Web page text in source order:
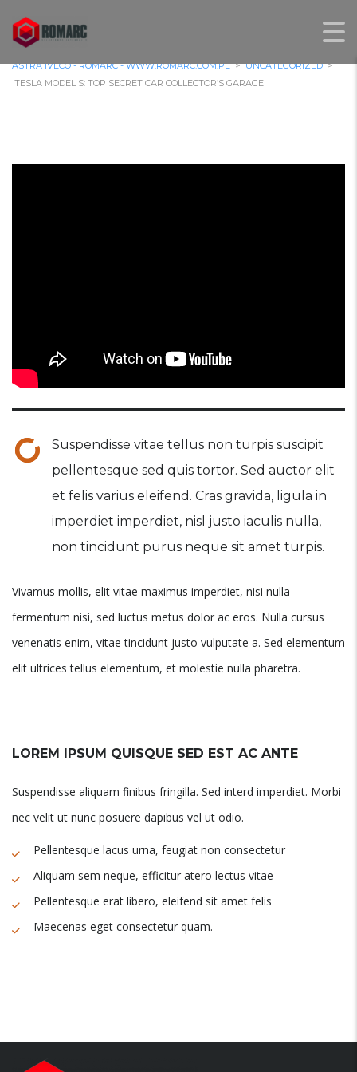
ASTRA IVECO - ROMARC - WWW.ROMARC.COM.PE > UNCATEGORIZED >
TESLA MODEL S: TOP SECRET CAR COLLECTOR’S GARAGE
Suspendisse vitae tellus non turpis suscipit
pellentesque sed quis tortor. Sed auctor elit
et felis varius eleifend. Cras gravida, ligula in
imperdiet imperdiet, nisl justo iaculis nulla,
non tincidunt purus neque sit amet turpis.
Vivamus mollis, elit vitae maximus imperdiet, nisi nulla
fermentum nisi, sed luctus metus dolor ac eros. Nulla cursus
venenatis enim, vitae tincidunt justo vulputate a. Sed elementum
elit ultrices tellus elementum, et molestie nulla pharetra.
LOREM IPSUM QUISQUE SED EST AC ANTE
Suspendisse aliquam finibus fringilla. Sed interd imperdiet. Morbi
nec velit ut nunc posuere dapibus vel ut odio.
Pellentesque lacus urna, feugiat non consectetur
Aliquam sem neque, efficitur atero lectus vitae
Pellentesque erat libero, eleifend sit amet felis
Maecenas eget consectetur quam.